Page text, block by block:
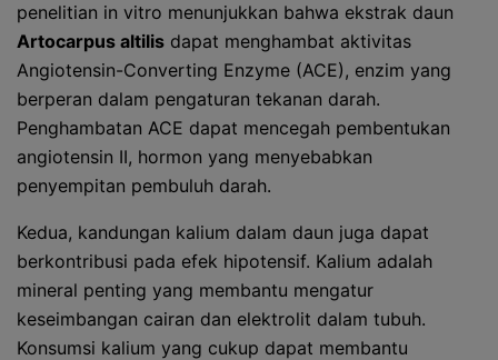
penelitian in vitro menunjukkan bahwa ekstrak daun
Artocarpus altilis dapat menghambat aktivitas
Angiotensin-Converting Enzyme (ACE), enzim yang
berperan dalam pengaturan tekanan darah.
Penghambatan ACE dapat mencegah pembentukan
angiotensin II, hormon yang menyebabkan
penyempitan pembuluh darah.
Kedua, kandungan kalium dalam daun juga dapat
berkontribusi pada efek hipotensif. Kalium adalah
mineral penting yang membantu mengatur
keseimbangan cairan dan elektrolit dalam tubuh.
Konsumsi kalium yang cukup dapat membantu